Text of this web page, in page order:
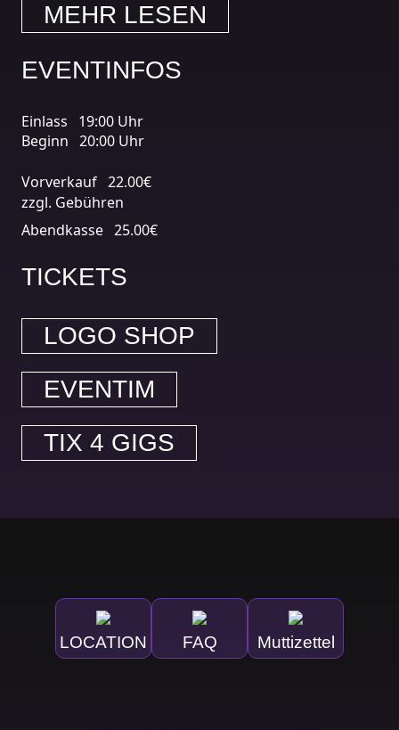
MEHR LESEN
EVENTINFOS
Einlass
19:00 Uhr
Beginn 20:00 Uhr
Vorverkauf 22.00€
zzgl. Gebühren
Abendkasse 25.00€
TICKETS
LOGO SHOP
EVENTIM
TIX 4 GIGS
LOCATION FAQ Muttizettel